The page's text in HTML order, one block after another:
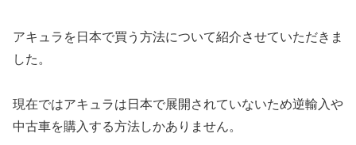
アキュラを日本で買う方法について紹介させていただきま
した。
現在ではアキュラは日本で展開されていないため逆輸入や
中古車を購入する方法しかありません。